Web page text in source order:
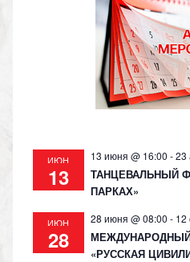
as
s
ni
ki
m p
p
ИЮН
13
13 июня @ 16:00 -23
ТАНЦЕВАЛЬНЫЙ
ПАРКАХ»
ИЮН
28
28 июня @ 08:00 - 12
«РУССКАЯ